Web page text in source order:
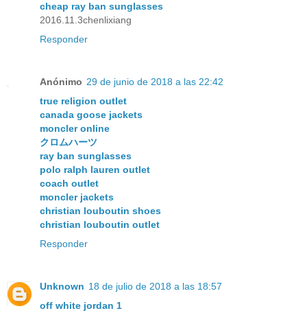
cheap ray ban sunglasses
2016.11.3chenlixiang
Responder
Anónimo 29 de junio de 2018 a las 22:42
true religion outlet
canada goose jackets
moncler online
クロムハーツ
ray ban sunglasses
polo ralph lauren outlet
coach outlet
moncler jackets
christian louboutin shoes
christian louboutin outlet
Responder
Unknown 18 de julio de 2018 a las 18:57
off white jordan 1